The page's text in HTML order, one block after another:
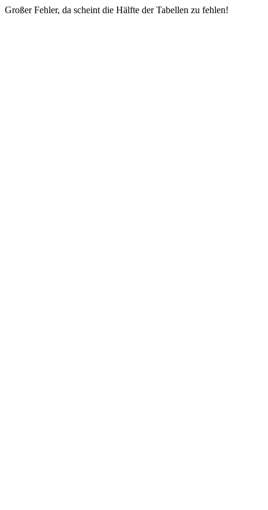
Großer Fehler, da scheint die Hälfte der Tabellen zu fehlen!